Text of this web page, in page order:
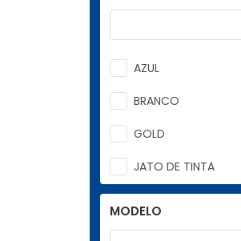
TRIDENT
TokeeCrie
VM
VMSUB
WE R
Lassane
Vision
AZUL
BRANCO
GOLD
JATO DE TINTA
LASER
PRETO
MODELO